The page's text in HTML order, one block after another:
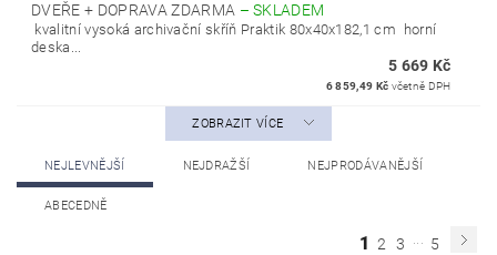
DVEŘE + DOPRAVA ZDARMA –SKLADEM
kvalitní vysoká archivační skříň Praktik 80x40x182,1 cm horní
deska...
5 669 Kč
6 859,49 Kč včetně DPH
ZOBRAZIT VÍCE
NEJLEVNĚJŠÍ NEJDRAŽŠÍ NEJPRODÁVANĚJŠÍ
ABECEDNĚ
1 2 3 ... 5